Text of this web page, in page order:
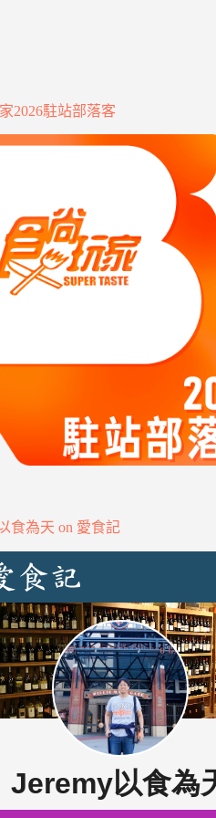
2026駐站部落客
食為天 on 愛食記